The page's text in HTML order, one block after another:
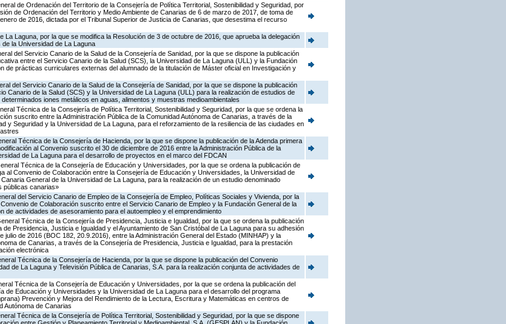
de Ordenación del Territorio de la Consejería de Política Territorial, Sostenibilidad y Seguridad, por
de Ordenación del Territorio y Medio Ambiente de Canarias de 6 de marzo de 2017, de toma de
de 2016, dictada por el Tribunal Superior de Justicia de Canarias, que desestima el recurso
La Laguna, por la que se modifica la Resolución de 3 de octubre de 2016, que aprueba la delegación
la Universidad de La Laguna
del Servicio Canario de la Salud de la Consejería de Sanidad, por la que se dispone la publicación
entre el Servicio Canario de la Salud (SCS), la Universidad de La Laguna (ULL) y la Fundación
de prácticas curriculares externas del alumnado de la titulación de Máster oficial en Investigación y
del Servicio Canario de la Salud de la Consejería de Sanidad, por la que se dispone la publicación
Canario de la Salud (SCS) y la Universidad de La Laguna (ULL) para la realización de estudios de
iones metálicos en aguas, alimentos y muestras medioambientales
Técnica de la Consejería de Política Territorial, Sostenibilidad y Seguridad, por la que se ordena la
suscrito entre la Administración Pública de la Comunidad Autónoma de Canarias, a través de la
y Seguridad y la Universidad de La Laguna, para el reforzamiento de la resiliencia de las ciudades en
Técnica de la Consejería de Hacienda, por la que se dispone la publicación de la Adenda primera
al Convenio suscrito el 30 de diciembre de 2016 entre la Administración Pública de la
de La Laguna para el desarrollo de proyectos en el marco del FDCAN
Técnica de la Consejería de Educación y Universidades, por la que se ordena la publicación de
al Convenio de Colaboración entre la Consejería de Educación y Universidades, la Universidad de
General de la Universidad de La Laguna, para la realización de un estudio denominado
públicas canarias»
del Servicio Canario de Empleo de la Consejería de Empleo, Políticas Sociales y Vivienda, por la
de Colaboración suscrito entre el Servicio Canario de Empleo y la Fundación General de la
de actividades de asesoramiento para el autoempleo y el emprendimiento
Técnica de la Consejería de Presidencia, Justicia e Igualdad, por la que se ordena la publicación
de Presidencia, Justicia e Igualdad y el Ayuntamiento de San Cristóbal de La Laguna para su adhesión
julio de 2016 (BOC 182, 20.9.2016), entre la Administración General del Estado (MINHAP) y la
de Canarias, a través de la Consejería de Presidencia, Justicia e Igualdad, para la prestación
electrónica
Técnica de la Consejería de Hacienda, por la que se dispone la publicación del Convenio
de La Laguna y Televisión Pública de Canarias, S.A. para la realización conjunta de actividades de
Técnica de la Consejería de Educación y Universidades, por la que se ordena la publicación del
de Educación y Universidades y la Universidad de La Laguna para el desarrollo del programa
Prevención y Mejora del Rendimiento de la Lectura, Escritura y Matemáticas en centros de
Autónoma de Canarias
Técnica de la Consejería de Política Territorial, Sostenibilidad y Seguridad, por la que se dispone